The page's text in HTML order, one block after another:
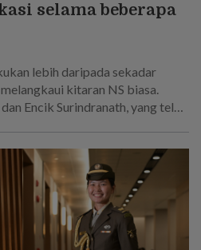
selama beberapa
lebih daripada sekadar
kitaran NS biasa.
Encik Surindranath, yang telah